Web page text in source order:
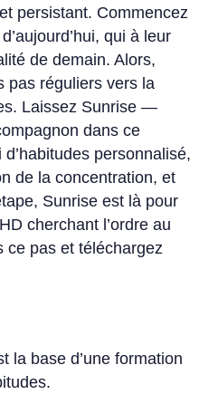
persistant. Commencez
qui à leur
de demain. Alors,
pas réguliers vers la
Laissez Sunrise —
dans ce
personnalisé,
de la concentration, et
Sunrise est là pour
cherchant l’ordre au
ce pas et téléchargez
la base d’une formation